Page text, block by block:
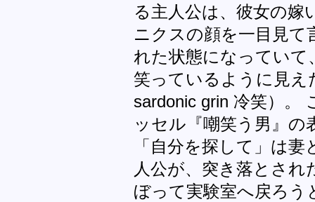
る主人公は、彼女の嫁
ニクスの顔を一目見て
れた状態になってい
笑っているように見
sardonic grin 冷笑）。
ッセル『嘲笑う男』の
「自分を探して」は
人公が、突き落とされ
ぼって実験室へ戻ろう